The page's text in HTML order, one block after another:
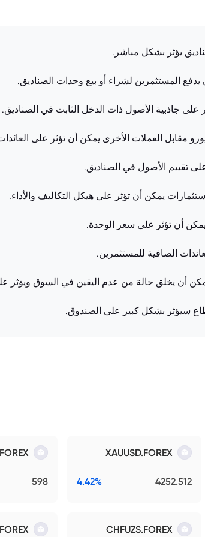
يؤثر بشكل مباشر.
يدفع المستثمرين لشراء أو بيع وحدات الصناديق.
على جاذبية الأصول ذات الدخل الثابت في الصناديق.
مقابل العملات الأخرى يمكن أن تؤثر على
على تقييم الأصول في الصناديق.
يمكن أن تؤثر على هيكل التكاليف والأداء.
أن تؤثر على سعر الوحدة.
الصافية للمستثمرين.
يمكن أن يخلق حالة من عدم اليقين في السوق ويؤثر
سيؤثر بشكل كبير على الصندوق.
XAUUSD.FOREX
4252.512
4.42%
598
CHFUZS.FOREX